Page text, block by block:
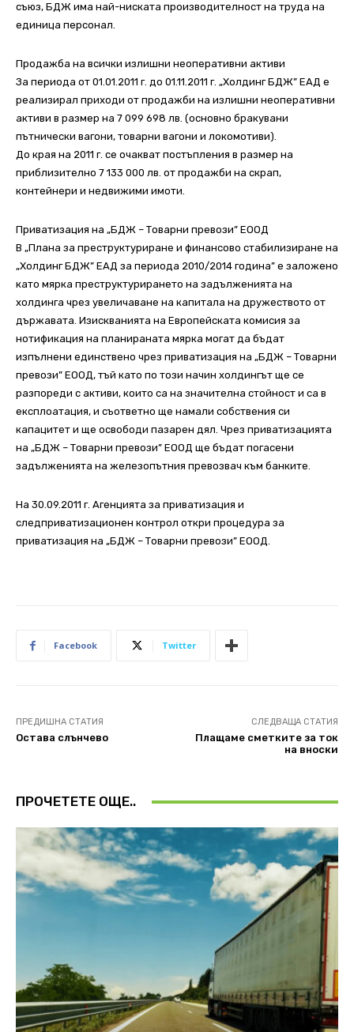
съюз, БДЖ има най-ниската производителност на труда на
единица персонал.
Продажба на всички излишни неоперативни активи
За периода от 01.01.2011 г. до 01.11.2011 г. „Холдинг БДЖ” ЕАД е
реализирал приходи от продажби на излишни неоперативни
активи в размер на 7 099 698 лв. (основно бракувани
пътнически вагони, товарни вагони и локомотиви).
До края на 2011 г. се очакват постъпления в размер на
приблизително 7 133 000 лв. от продажби на скрап,
контейнери и недвижими имоти.
Приватизация на „БДЖ – Товарни превози” ЕООД
В „Плана за преструктуриране и финансово стабилизиране на
„Холдинг БДЖ” ЕАД за периода 2010/2014 година” е заложено
като мярка преструктурирането на задълженията на
холдинга чрез увеличаване на капитала на дружеството от
държавата. Изискванията на Европейската комисия за
нотификация на планираната мярка могат да бъдат
изпълнени единствено чрез приватизация на „БДЖ – Товарни
превози” ЕООД, тъй като по този начин холдингът ще се
разпореди с активи, които са на значителна стойност и са в
експлоатация, и съответно ще намали собствения си
капацитет и ще освободи пазарен дял. Чрез приватизацията
на „БДЖ – Товарни превози” ЕООД ще бъдат погасени
задълженията на железопътния превозвач към банките.
На 30.09.2011 г. Агенцията за приватизация и
следприватизационен контрол откри процедура за
приватизация на „БДЖ – Товарни превози” ЕООД.
Facebook Twitter
ПРЕДИШНА СТАТИЯ
Остава слънчево
СЛЕДВАЩА СТАТИЯ
Плащаме сметките за ток
на вноски
ПРОЧЕТЕТЕ ОЩЕ..